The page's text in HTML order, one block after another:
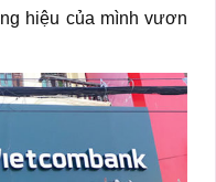
hiệu của mình vươn